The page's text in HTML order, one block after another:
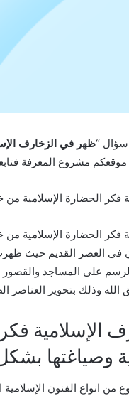
سؤال “ظهر في الزخارف
مشروع المعرفة
الحضارة الإسلامية من
في العصر القديم حيث
على المساجد والقصور
وذلك بتحوير العناصر
الإسلامية
وصياغتها بشكل
من انواع الفنون